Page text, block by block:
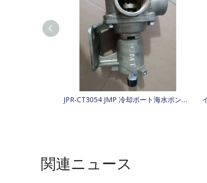
JPR-CT3054 JMP 冷却ボート海水ポンプ 4255411、425-5411、Jabsco 29630-1301S、W100000 を交換
関連ニュース